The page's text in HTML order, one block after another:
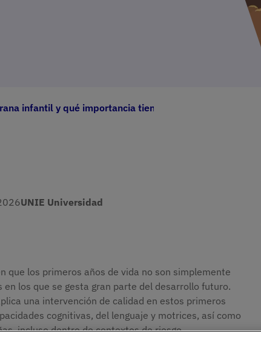
infantil y qué importancia tiene?
UNIE Universidad
que los primeros años de vida no son simplemente
los que se gesta gran parte del desarrollo futuro.
una intervención de calidad en estos primeros
cognitivas, del lenguaje y motrices, así como
incluso dentro de contextos de riesgo.